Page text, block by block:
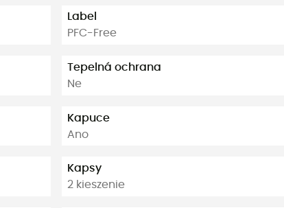
Label
PFC-Free
Tepelná ochrana
Ne
Kapuce
Ano
Kapsy
2 kieszenie